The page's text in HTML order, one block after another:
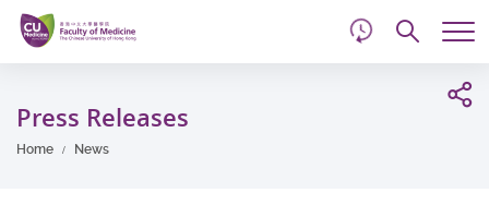
Skip
main
content
Press Releases
Home News